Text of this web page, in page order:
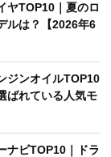
ヤTOP10｜夏のロ
ルは？【2026年6
ジンオイルTOP10
ばれている人気モ
ナビTOP10｜ドラ